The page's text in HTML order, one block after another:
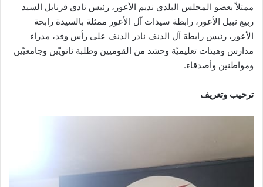
ممثلاً بعضو المجلس البلدي نديم الأعور، رئيس نادي قرنايل السيد
ربيع نبيل الأعور، رابطة سيدات آل الأعور ممثلة بالسيدة رابحة
الأعور، رئيس رابطة آل الدنف نادر الدنف على رأس وفد، مدراء
مدارس وهيئات تعليميّة وحشد من القوميين وطلبة ثانويّين وجامعيّين
ومواطنين وأصدقاء.
ترحيب وتعريف